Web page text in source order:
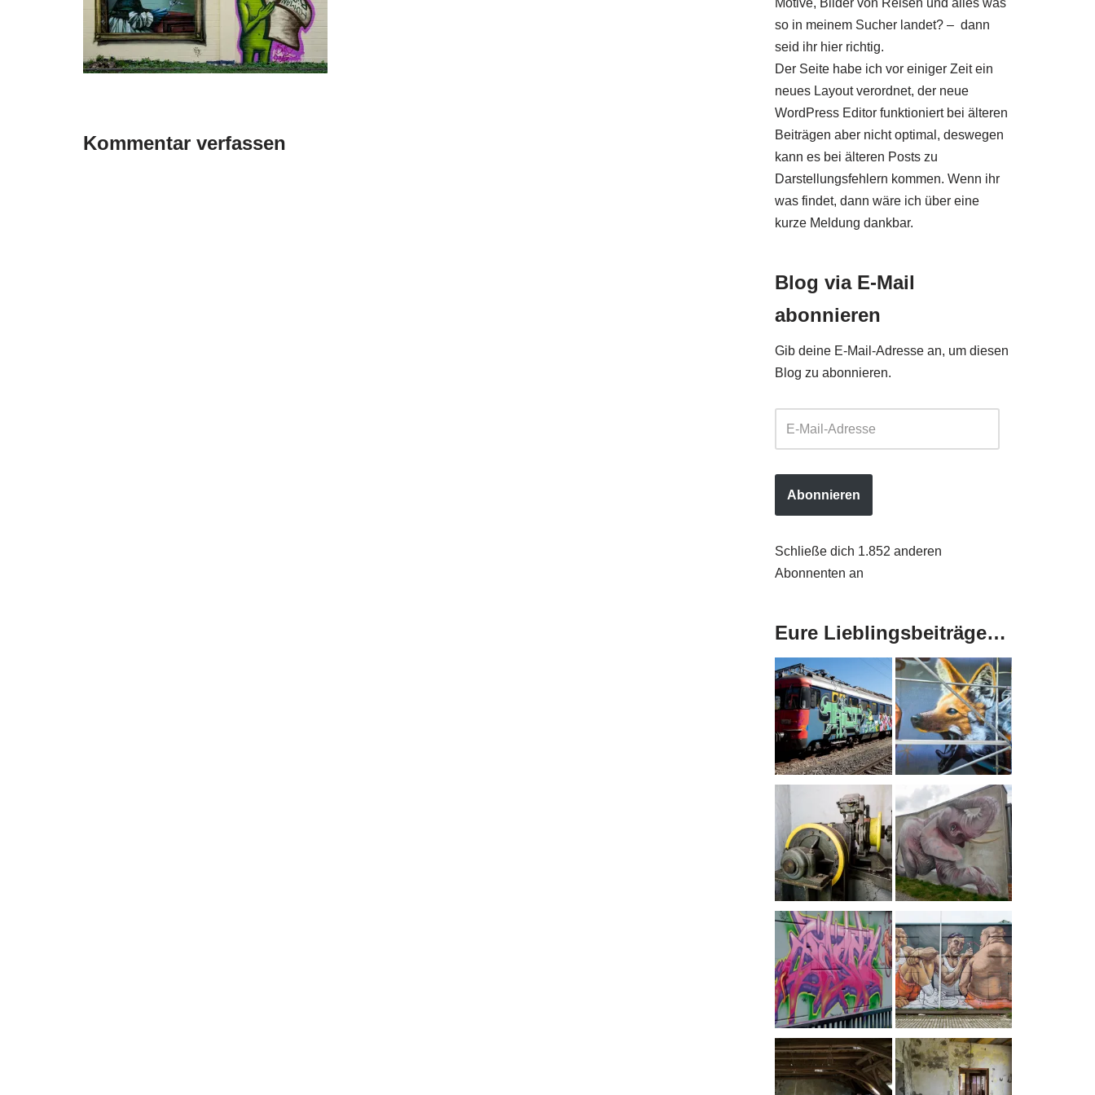
Kommentar verfassen
Motive, Bilder von Reisen und alles was
so in meinem Sucher landet? – dann
seid ihr hier richtig.
Der Seite habe ich vor einiger Zeit ein
neues Layout verordnet, der neue
WordPress Editor funktioniert bei älteren
Beiträgen aber nicht optimal, deswegen
kann es bei älteren Posts zu
Darstellungsfehlern kommen. Wenn ihr
was findet, dann wäre ich über eine
kurze Meldung dankbar.
Blog via E-Mail
abonnieren
Gib deine E-Mail-Adresse an, um diesen
Blog zu abonnieren.
Abonnieren
Schließe dich 1.852 anderen
Abonnenten an
Eure Lieblingsbeiträge…